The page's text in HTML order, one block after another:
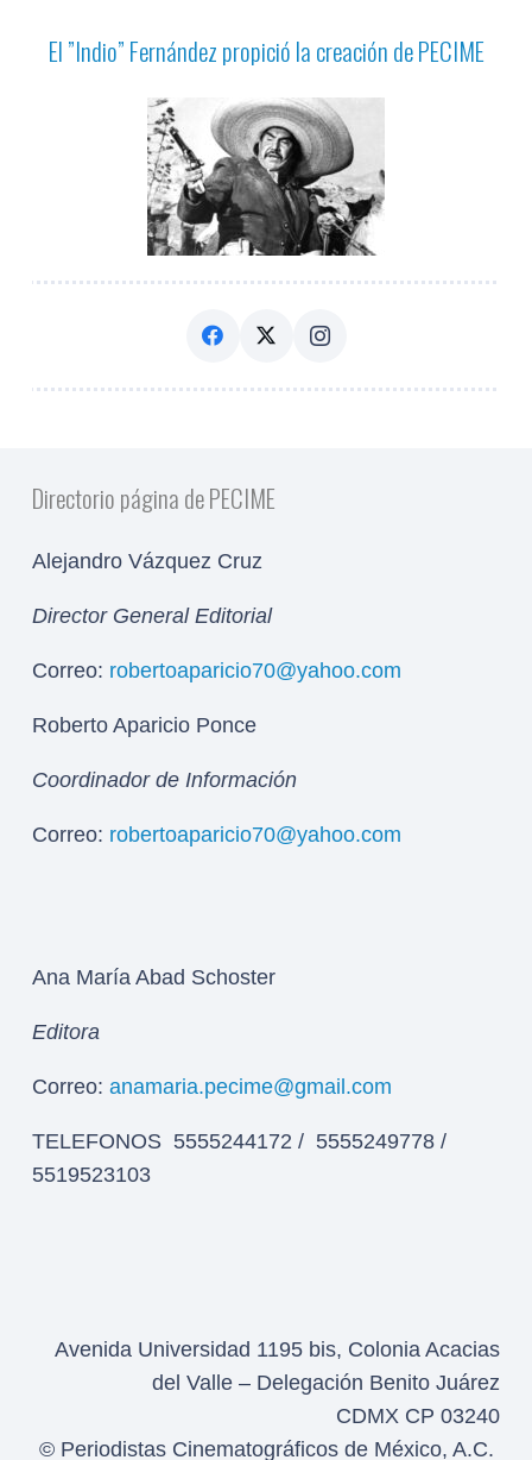
El ”Indio” Fernández propició la creación de PECIME
Directorio página de PECIME
Alejandro Vázquez Cruz
Director General Editorial
Correo: robertoaparicio70@yahoo.com
Roberto Aparicio Ponce
Coordinador de Información
Correo: robertoaparicio70@yahoo.com
Ana María Abad Schoster
Editora
Correo: anamaria.pecime@gmail.com
TELEFONOS 5555244172 / 5555249778 /
5519523103
Avenida Universidad 1195 bis, Colonia Acacias
del Valle – Delegación Benito Juárez
CDMX CP 03240
© Periodistas Cinematográficos de México, A.C.